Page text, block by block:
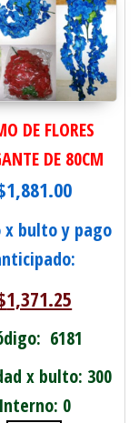
DE FLORES
DE 80CM
1,881.00
x bulto y pago
1,371.25
6181
x bulto: 300
Interno: 0